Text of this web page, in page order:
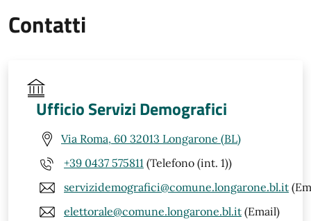
Contatti
Ufficio Servizi Demografici
Via Roma, 60 32013 Longarone (BL)
+39 0437 575811 (Telefono (int. 1))
servizidemografici@comune.longarone.bl.it
elettorale@comune.longarone.bl.it (Email)